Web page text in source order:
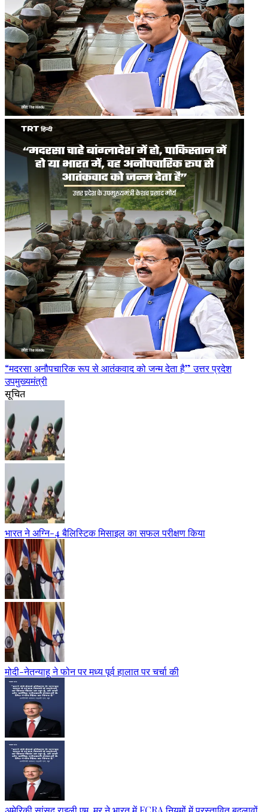
“मदरसा अनौपचारिक रूप से आतंकवाद को जन्म देता है” उत्तर प्रदेश
उपमुख्यमंत्री
सूचित
भारत ने अग्नि-4 बैलिस्टिक मिसाइल का सफल परीक्षण किया
मोदी-नेतन्याहू ने फोन पर मध्य पूर्व हालात पर चर्चा की